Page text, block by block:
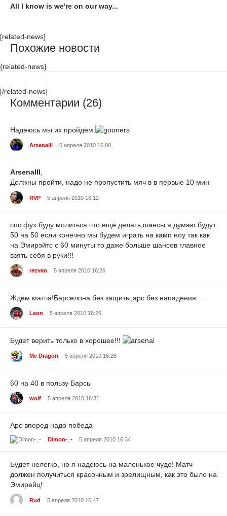
All I know is we're on our way...
[related-news]
Похожие новости
{related-news}
[/related-news]
Комментарии (26)
Надеюсь мы их пройдём
Arsenalll 5 апреля 2010 16:00
Arsenalll,
Должны пройти, надо не пропустить мяч в в первые 10 мин
RVP 5 апреля 2010 16:12
спс фух буду молиться что ещё делать,шансы я думаю будут
50 на 50 если конечно мы будем играть на камп ноу так как
на Эмирэйтс с 60 минуты то даже больше шансов главное
взять себя в руки!!!
rezvan 5 апреля 2010 16:26
Ждём матча!Барселона без защиты,арс без нападения....
Leon 5 апреля 2010 16:26
Будет верить только в хорошее!!!
Mc Dragon 5 апреля 2010 16:28
60 на 40 в пользу Барсы
wolf 5 апреля 2010 16:31
Арс вперед надо победа
Dimon-_- 5 апреля 2010 16:34
Будет нелегко, но я надеюсь на маленькое чудо! Матч
должен получиться красочным и зрелищным, как это было на
Эмирейц!
Rud 5 апреля 2010 16:47